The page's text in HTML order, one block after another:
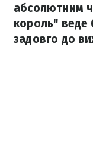
абсолютним
король" веде
задовго до